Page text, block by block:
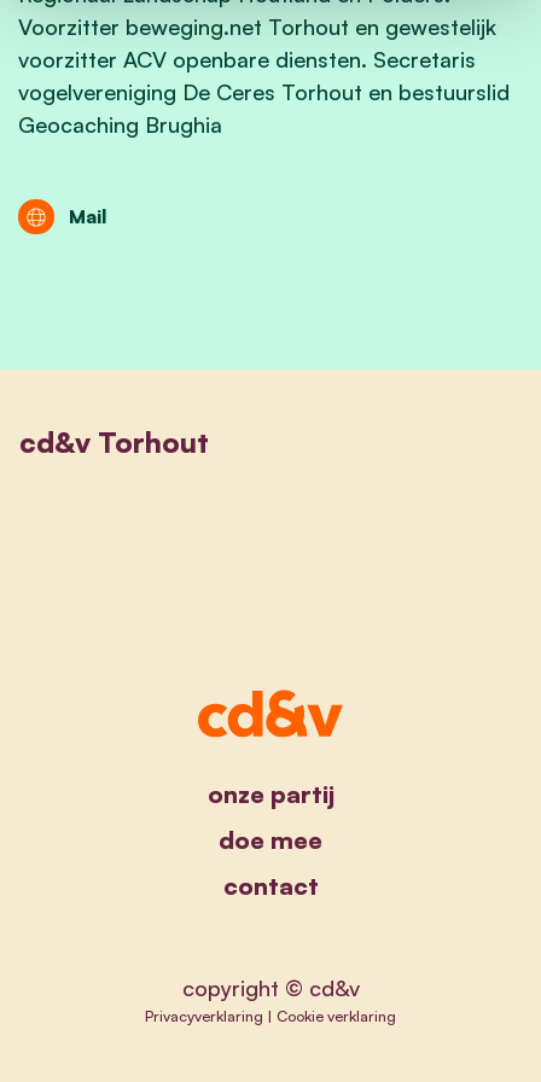
Voorzitter beweging.net Torhout en gewestelijk
voorzitter ACV openbare diensten. Secretaris
vogelvereniging De Ceres Torhout en bestuurslid
Geocaching Brughia
Mail
cd&v Torhout
onze partij
doe mee
contact
copyright © cd&v
Privacyverklaring | Cookie verklaring